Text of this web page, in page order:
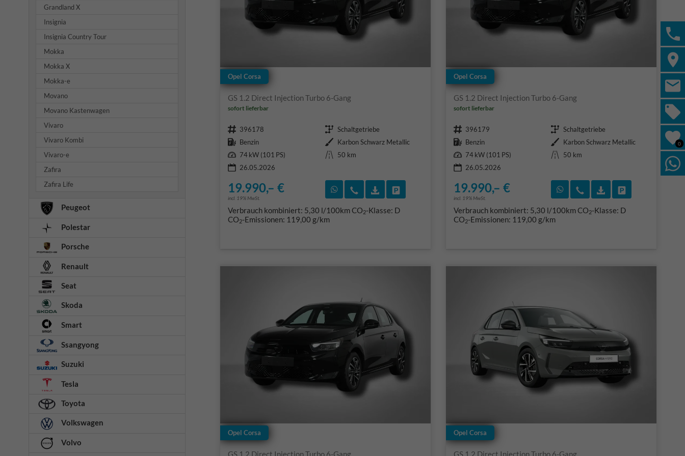
Opel Corsa
GS 1.2 Direct Injection Turbo 6-Gang
sofort lieferbar
Fahrzeugnr. 396178 Getriebe Schaltgetriebe
Kraftstoff Benzin Außenfarbe Karbon Schwarz Metallic
Leistung 74 kW (101 PS) Kilometerstand
50 km
26.05.2026
19.990,– €
incl. 19% MwSt.
Rückruf vereinbaren
Wir rufen Sie an
Fahrzeugexposé (PDF)
Fahrzeug parken
Verbrauch kombiniert: 5,30 l/100kmCO2-Klasse: D
CO2-Emissionen: 119,00 g/km
Opel Corsa
GS 1.2 Direct Injection Turbo 6-Gang
sofort lieferbar
Fahrzeugnr. 396179 Getriebe Schaltgetriebe
Kraftstoff Benzin Außenfarbe Karbon Schwarz Metallic
Leistung 74 kW (101 PS) Kilometerstand
50 km
26.05.2026
19.990,– €
incl. 19% MwSt.
Rückruf vereinbaren
Wir rufen Sie an
Fahrzeugexposé
Verbrauch kombiniert: 5,30 l/100kmCO2-Klasse: D
CO2-Emissionen: 119,00 g/km
Opel Corsa
GS 1.2 Direct Injection Turbo 6-Gang
Opel Corsa
GS 1.2 Direct Injection Turbo 6-Gang
Grandland X
Insignia
Insignia Country Tour
Mokka
Mokka X
Mokka-e
Movano
Movano Kastenwagen
Vivaro
Vivaro Kombi
Vivaro-e
Zafira
Zafira Life
Peugeot
Polestar
Porsche
Renault
Seat
Skoda
Smart
Ssangyong
Suzuki
Tesla
Toyota
Volkswagen
Volvo
0